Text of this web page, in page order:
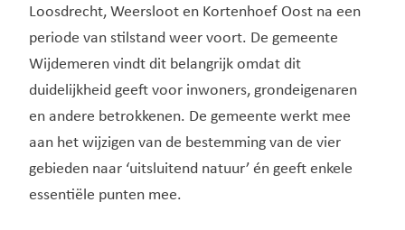
Loosdrecht, Weersloot en Kortenhoef Oost na een
periode van stilstand weer voort. De gemeente
Wijdemeren vindt dit belangrijk omdat dit
duidelijkheid geeft voor inwoners, grondeigenaren
en andere betrokkenen. De gemeente werkt mee
aan het wijzigen van de bestemming van de vier
gebieden naar ‘uitsluitend natuur’ én geeft enkele
essentiële punten mee.